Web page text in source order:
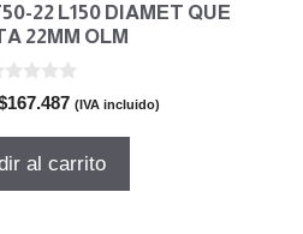
22 L150 DIAMET QUE
22MM OLM
original
167.487El
actual
(IVA incluido)
al carrito